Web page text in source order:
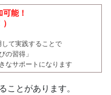
能！
て実践することで
の習得」
なサポートになります
ことがあります。